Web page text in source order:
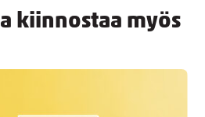
kiinnostaa myös